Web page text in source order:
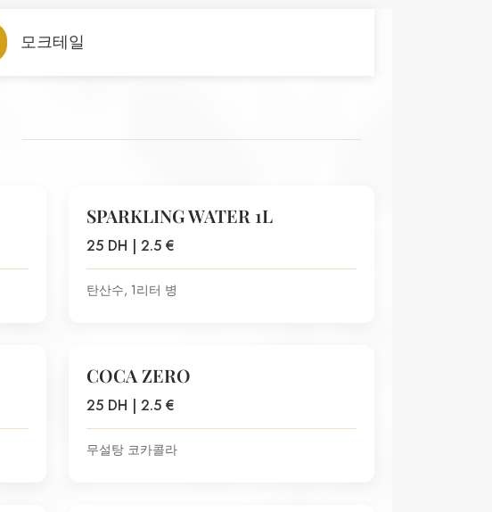
모크테일
SPARKLING WATER 1L
25 DH | 2.5 €
탄산수, 1리터 병
COCA ZERO
25 DH | 2.5 €
무설탕 코카콜라